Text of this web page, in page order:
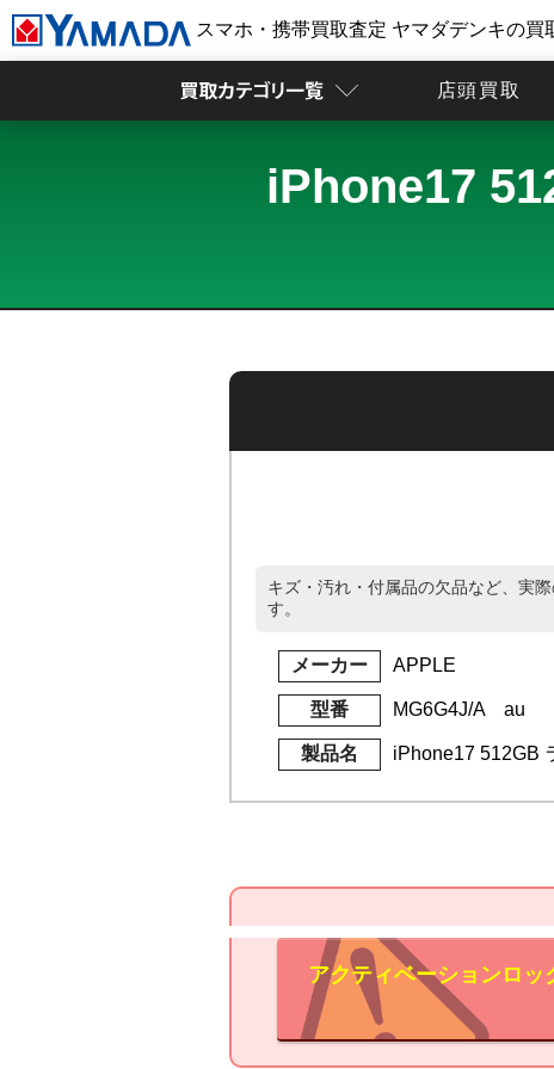
スマホ・携帯買取査定 ヤマダデンキの買
店頭買取
iPhone17
キズ・汚れ・付属品の欠品など、実
す。
メーカー APPLE
型番 MG6G4J/A au
製品名 iPhone17 512GB
アクティベーションロ